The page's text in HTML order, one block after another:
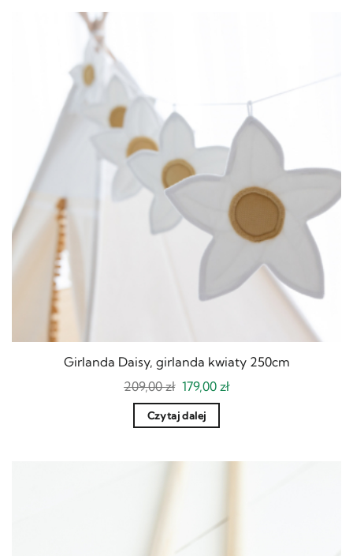
Girlanda Daisy, girlanda kwiaty 250cm
209,00zł Pierwotna
cena
wynosiła:
209,00 zł.
179,00 złAktualna
Czytaj dalej